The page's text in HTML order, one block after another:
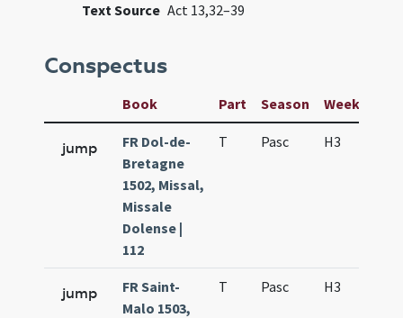
Text Source Act 13,32–39
Conspectus
Book Part Season Week
jump
FR Dol-de-
Bretagne
1502, Missal,
Missale
Dolense |
112
T Pasc H3
jump
FR Saint-
Malo 1503,
T Pasc H3